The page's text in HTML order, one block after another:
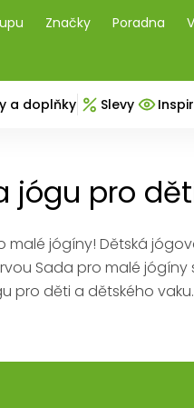
Značky Poradna
a doplňky Slevy
jógu pro
malé jógíny! Dětská
Sada pro malé jógíny
pro děti a dětského vaku.